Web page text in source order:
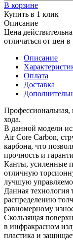
В корзине
Купить в 1 клик
Описание
Цена
отличаться от цен
Описание
Оплата
Доставка
Профессиональная,
хода.
В данной модели
Air Core Carbon,
карбона, что
прочность и
Канты, усиленные
отличную
лучшую
Данная технология
распределению
равномерному
Скользящая
в инфракрасном
пластика и